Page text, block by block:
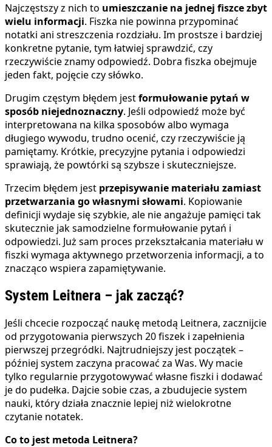
Najczęstszy z nich to umieszczanie na jednej fiszce zbyt
wielu informacji. Fiszka nie powinna przypominać
notatki ani streszczenia rozdziału. Im prostsze i bardziej
konkretne pytanie, tym łatwiej sprawdzić, czy
rzeczywiście znamy odpowiedź. Dobra fiszka obejmuje
jeden fakt, pojęcie czy słówko.
Drugim częstym błędem jestformułowanie pytań w
sposób niejednoznaczny. Jeśli odpowiedź może być
interpretowana na kilka sposobów albo wymaga
długiego wywodu, trudno ocenić, czy rzeczywiście ją
pamiętamy. Krótkie, precyzyjne pytania i odpowiedzi
sprawiają, że powtórki są szybsze i skuteczniejsze.
Trzecim błędem jest przepisywanie materiału zamiast
przetwarzania go własnymi słowami. Kopiowanie
definicji wydaje się szybkie, ale nie angażuje pamięci tak
skutecznie jak samodzielne formułowanie pytań i
odpowiedzi. Już sam proces przekształcania materiału w
fiszki wymaga aktywnego przetworzenia informacji, a to
znacząco wspiera zapamiętywanie.
System Leitnera – jak zacząć?
Jeśli chcecie rozpocząć naukę metodą Leitnera, zacznijcie
od przygotowania pierwszych 20 fiszek i zapełnienia
pierwszej przegródki. Najtrudniejszy jest początek –
później system zaczyna pracować za Was. Wy macie
tylko regularnie przygotowywać własne fiszki i dodawać
je do pudełka. Dajcie sobie czas, a zbudujecie system
nauki, który działa znacznie lepiej niż wielokrotne
czytanie notatek.
Co to jest metoda Leitnera?